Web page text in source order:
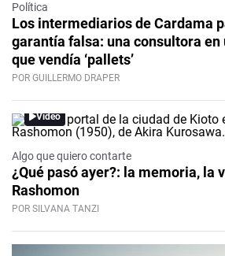
Política
Los intermediarios de Cardama
garantía falsa: una consultora en
que vendía ‘pallets’
POR GUILLERMO DRAPER
Video
Algo que quiero contarte
¿Qué pasó ayer?: la memoria, la
Rashomon
POR SILVANA TANZI